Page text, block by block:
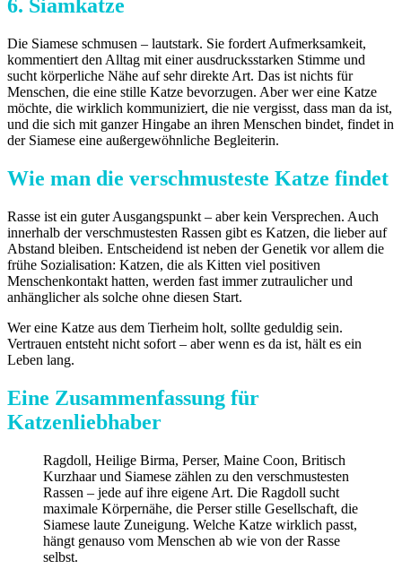
6. Siamkatze
Die Siamese schmusen – lautstark. Sie fordert Aufmerksamkeit,
kommentiert den Alltag mit einer ausdrucksstarken Stimme und
sucht körperliche Nähe auf sehr direkte Art. Das ist nichts für
Menschen, die eine stille Katze bevorzugen. Aber wer eine Katze
möchte, die wirklich kommuniziert, die nie vergisst, dass man da ist,
und die sich mit ganzer Hingabe an ihren Menschen bindet, findet in
der Siamese eine außergewöhnliche Begleiterin.
Wie man die verschmusteste Katze findet
Rasse ist ein guter Ausgangspunkt – aber kein Versprechen. Auch
innerhalb der verschmustesten Rassen gibt es Katzen, die lieber auf
Abstand bleiben. Entscheidend ist neben der Genetik vor allem die
frühe Sozialisation: Katzen, die als Kitten viel positiven
Menschenkontakt hatten, werden fast immer zutraulicher und
anhänglicher als solche ohne diesen Start.
Wer eine Katze aus dem Tierheim holt, sollte geduldig sein.
Vertrauen entsteht nicht sofort – aber wenn es da ist, hält es ein
Leben lang.
Eine Zusammenfassung für
Katzenliebhaber
Ragdoll, Heilige Birma, Perser, Maine Coon, Britisch
Kurzhaar und Siamese zählen zu den verschmustesten
Rassen – jede auf ihre eigene Art. Die Ragdoll sucht
maximale Körpernähe, die Perser stille Gesellschaft, die
Siamese laute Zuneigung. Welche Katze wirklich passt,
hängt genauso vom Menschen ab wie von der Rasse
selbst.